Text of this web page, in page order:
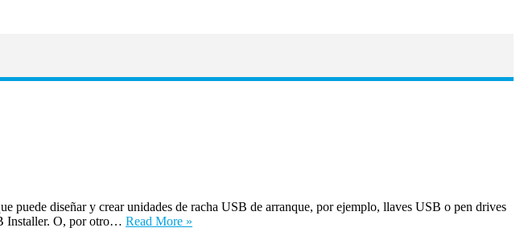
diseñar y crear unidades de racha USB de arranque, por ejemplo, llaves USB o pen drives
Installer. O, por otro… Read More »